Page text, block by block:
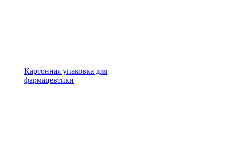
Картонная упаковка для
фармацевтики